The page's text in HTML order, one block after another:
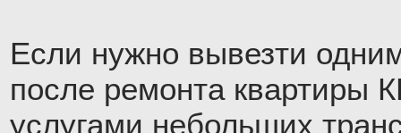
Если нужно вывезти
после ремонта квартиры
услугами небольших